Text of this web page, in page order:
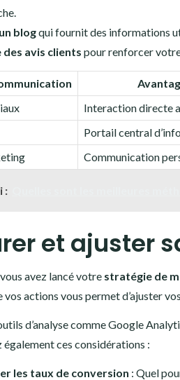
blogqui fournit des informations
des avis clients pour renforcer
Interaction directe
Portail central
Communication
:
et ajuster
avez lancé votre stratégie de
vos actions vous permet d’ajuster
d’analyse comme Google
ces considérations :
les taux de conversion : Quel